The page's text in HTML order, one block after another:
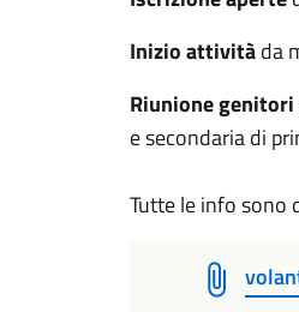
Inizio attivitàda
Riunione genitori
e secondaria di
Tutte le info sono